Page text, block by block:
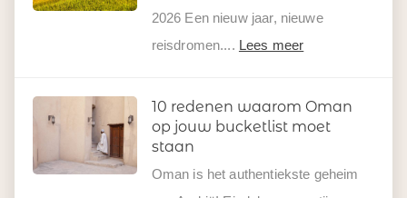
2026 Een nieuw jaar, nieuwe
reisdromen.... Lees meer
10 redenen waarom Oman
op jouw bucketlist moet
staan
Oman is het authentiekste geheim